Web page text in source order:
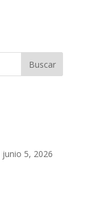
junio 5, 2026